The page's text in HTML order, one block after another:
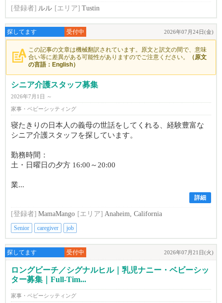
[登録者] ルル [エリア] Tustin
探してます 受付中 2026年07月24日(金)
この記事の文章は機械翻訳されています。原文と訳文の間で、意味
合い等に差異がある可能性がありますのでご注意ください。
（原文
の言語：English）
シニア介護スタッフ募集
2026年7月1日 ～
家事・ベビーシッティング
寝たきりの日本人の義母の世話をしてくれる、経験豊富な
シニア介護スタッフを探しています。
勤務時間：
土・日曜日の夕方 16:00～20:00
業...
詳細
[登録者] MamaMango [エリア] Anaheim, California
Senior caregiver job
探してます 受付中 2026年07月21日(火)
ロングビーチ／シグナルヒル｜乳児ナニー・ベビーシッ
ター募集｜Full-Tim...
家事・ベビーシッティング